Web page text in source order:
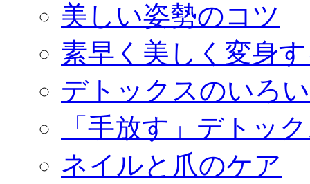
美しい姿勢のコツ
素早く美しく変身
デトックスのいろ
「手放す」デトッ
ネイルと爪のケア